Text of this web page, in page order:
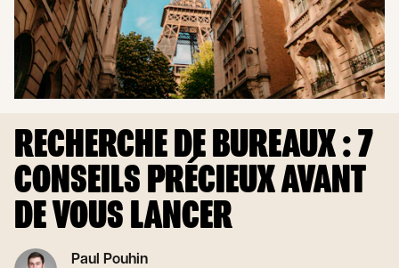
RECHERCHE DE BUREAUX : 7
CONSEILS PRÉCIEUX AVANT
DE VOUS LANCER
Paul Pouhin